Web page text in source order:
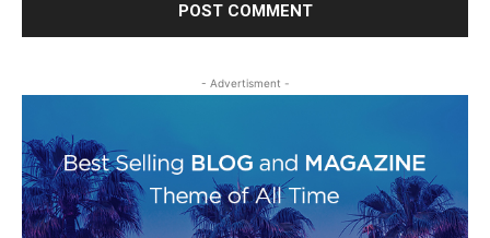
- Advertisment -